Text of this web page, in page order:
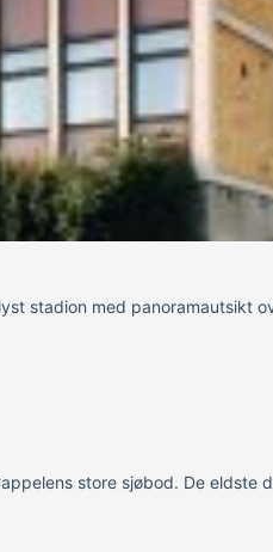
stadion med panoramautsikt
store sjøbod. De eldste